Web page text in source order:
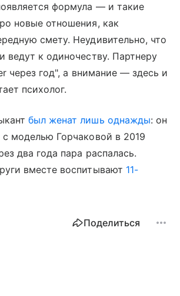
формула — и такие
новые отношения, как
смету. Неудивительно, что
ведут к одиночеству. Партнеру
через год", а внимание — здесь и
психолог.
был женат лишь однажды: он
с моделью Горчаковой в 2019
два года пара распалась.
вместе воспитывают 11-
Поделиться